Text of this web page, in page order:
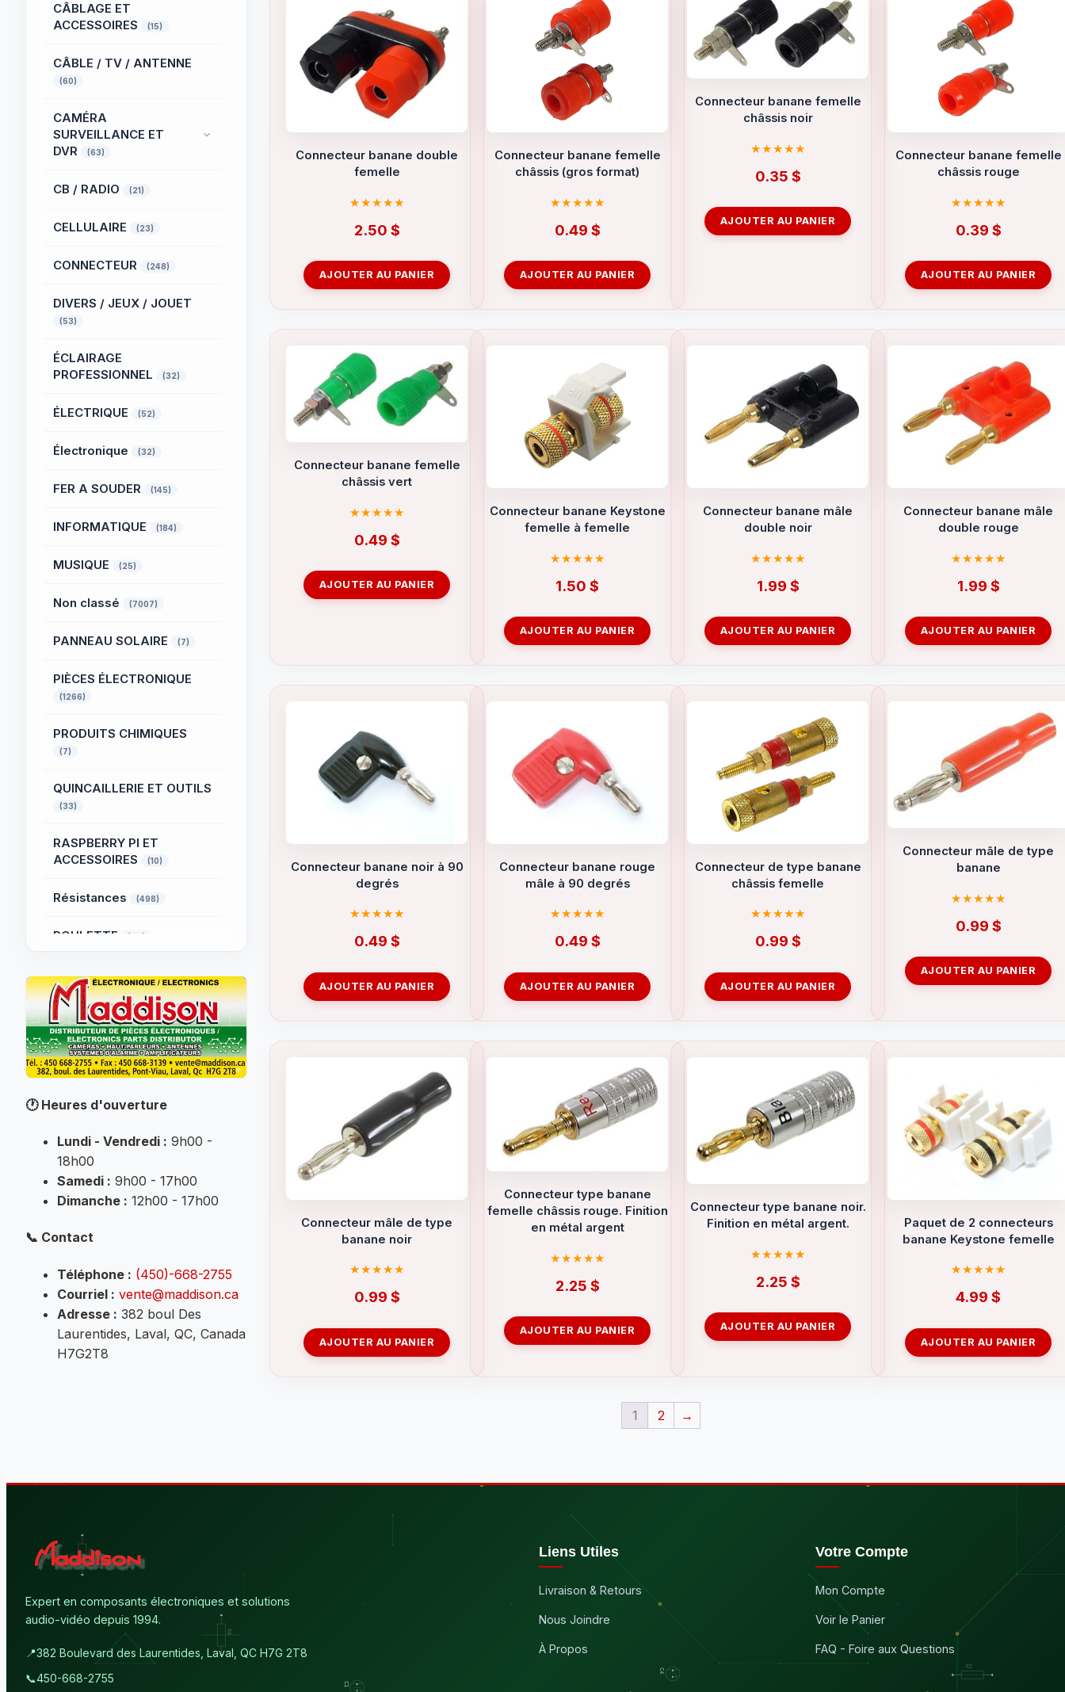
CÂBLAGE ET
ACCESSOIRES
(15)
CÂBLE / TV / ANTENNE
(60)
CAMÉRA
SURVEILLANCE ET
DVR
(63)
CB / RADIO (21)
CELLULAIRE (23)
CONNECTEUR (248)
DIVERS / JEUX / JOUET
(53)
ÉCLAIRAGE
PROFESSIONNEL
(32)
ÉLECTRIQUE (52)
Électronique (32)
FER A SOUDER (145)
INFORMATIQUE (184)
MUSIQUE (25)
Non classé (7007)
PANNEAU SOLAIRE (7)
PIÈCES ÉLECTRONIQUE
(1266)
PRODUITS CHIMIQUES
(7)
QUINCAILLERIE ET OUTILS
(33)
RASPBERRY PI ET
ACCESSOIRES
(10)
Résistances (498)
ROULETTE (49)
SYSTÈME D'ALARME
(35)
TÉLÉPHONE (41)
TERMINAUX (25)
Tube thermo-rétractable
🕐Heures d'ouverture
Lundi - Vendredi : 9h00 -
18h00
Samedi : 9h00 - 17h00
Dimanche : 12h00 - 17h00
📞 Contact
Téléphone : (450)-668-2755
Courriel : vente@maddison.ca
Adresse : 382 boul Des
Laurentides, Laval, QC, Canada
H7G2T8
Connecteur banane double
femelle
2.50 $
AJOUTER AU PANIER
Connecteur banane femelle
châssis (gros format)
0.49 $
AJOUTER AU PANIER
Connecteur banane femelle
châssis noir
0.35 $
AJOUTER AU PANIER
Connecteur banane femelle
châssis rouge
0.39 $
AJOUTER AU PANIER
Connecteur banane femelle
châssis vert
0.49 $
AJOUTER AU PANIER
Connecteur banane Keystone
femelle à femelle
1.50 $
AJOUTER AU PANIER
Connecteur banane mâle
double noir
1.99 $
AJOUTER AU PANIER
Connecteur banane mâle
double rouge
1.99 $
AJOUTER AU PANIER
Connecteur banane noir à 90
degrés
0.49 $
AJOUTER AU PANIER
Connecteur banane rouge
mâle à 90 degrés
0.49 $
AJOUTER AU PANIER
Connecteur de type banane
châssis femelle
0.99 $
AJOUTER AU PANIER
Connecteur mâle de type
banane
0.99 $
AJOUTER AU PANIER
Connecteur mâle de type
banane noir
0.99 $
AJOUTER AU PANIER
Connecteur type banane
femelle châssis rouge. Finition
en métal argent
2.25 $
AJOUTER AU PANIER
Connecteur type banane noir.
Finition en métal argent.
2.25 $
AJOUTER AU PANIER
Paquet de 2 connecteurs
banane Keystone femelle
4.99 $
AJOUTER AU PANIER
1 2 →
Expert en composants électroniques et solutions
audio-vidéo depuis 1994.
📍382 Boulevard des Laurentides, Laval, QC H7G 2T8
📞450-668-2755
Liens Utiles
Livraison & Retours
Nous Joindre
À Propos
Votre Compte
Mon Compte
Voir le Panier
FAQ - Foire aux Questions